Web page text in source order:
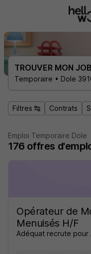
TROUVER MON JOB
Temporaire • Dole
Filtres Contrats
Emploi Temporaire Dole
176 offres
Opérateur de
Menuisés H/F
Adéquat recrute pour